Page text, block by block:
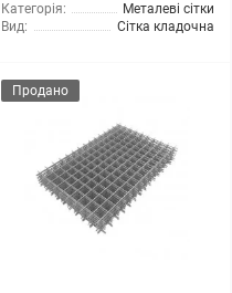
Категорія:
Металеві сітки
Вид:
Сітка кладочна
Продано